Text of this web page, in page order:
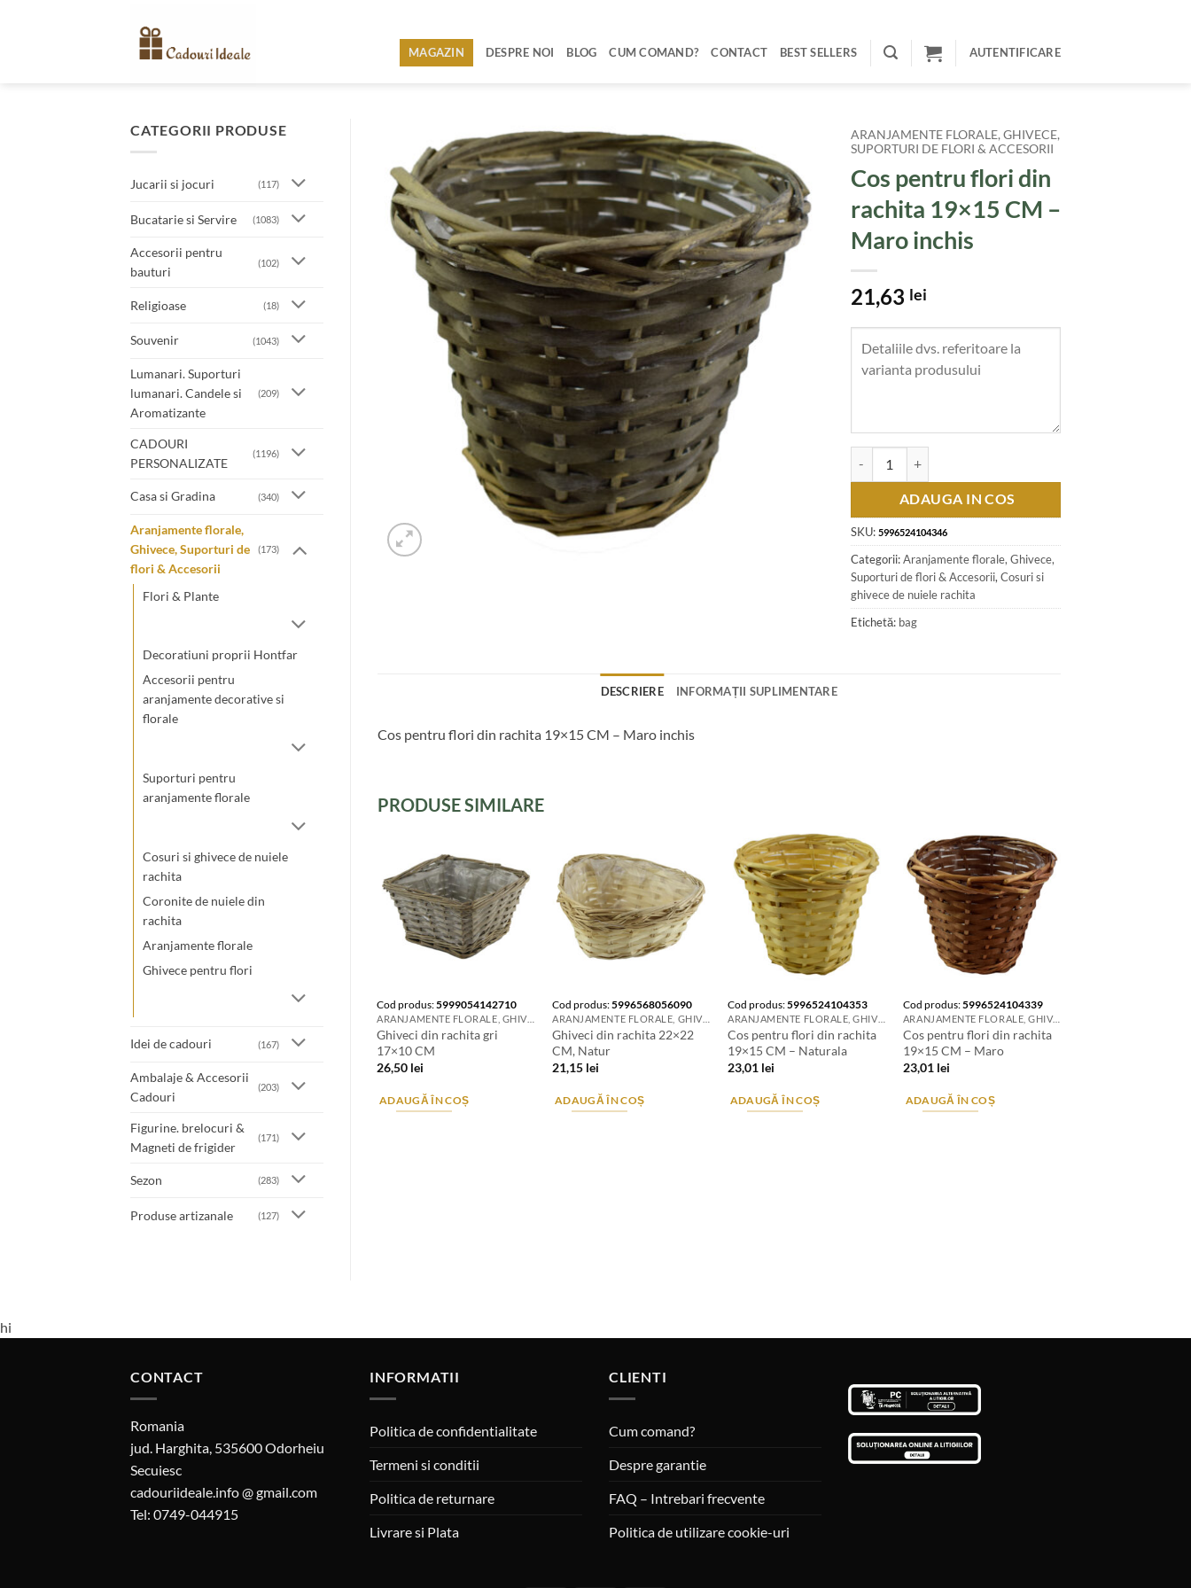
MAGAZIN DESPRE NOI BLOG CUM COMAND? CONTACT BEST SELLERS AUTENTIFICARE
CATEGORII PRODUSE
Jucarii si jocuri (117)
Bucatarie si Servire (1083)
Accesorii pentru
bauturi
(102)
Religioase (18)
Souvenir (1043)
Lumanari. Suporturi
lumanari. Candele si
Aromatizante
(209)
CADOURI
PERSONALIZATE
(1196)
Casa si Gradina (340)
Aranjamente florale,
Ghivece, Suporturi de
flori & Accesorii
(173)
Flori & Plante
Decoratiuni proprii Hontfar
Accesorii pentru
aranjamente decorative si
florale
Suporturi pentru
aranjamente florale
Cosuri si ghivece de nuiele
rachita
Coronite de nuiele din
rachita
Aranjamente florale
Ghivece pentru flori
Idei de cadouri (167)
Ambalaje & Accesorii
Cadouri
(203)
Figurine. brelocuri &
Magneti de frigider
(171)
Sezon (283)
Produse artizanale (127)
ARANJAMENTE FLORALE, GHIVECE,
SUPORTURI DE FLORI & ACCESORII
Cos pentru flori din
rachita 19×15 CM –
Maro inchis
21,63 lei
ADAUGA IN COS
SKU: 5996524104346
Categorii:Aranjamente florale, Ghivece,
Suporturi de flori & Accesorii,Cosuri si
ghivece de nuiele rachita
Etichetă: bag
DESCRIERE INFORMAȚII SUPLIMENTARE
Cos pentru flori din rachita 19×15 CM – Maro inchis
PRODUSE SIMILARE
Cod produs:5999054142710
ARANJAMENTE FLORALE, GHIVECE, SUPORTURI DE FLORI & ACCESORII
Ghiveci din rachita gri
17×10 CM
26,50 lei
ADAUGĂ ÎN COȘ
Cod produs:5996568056090
ARANJAMENTE FLORALE, GHIVECE, SUPORTURI DE FLORI & ACCESORII
Ghiveci din rachita 22×22
CM, Natur
21,15 lei
ADAUGĂ ÎN COȘ
Cod produs:5996524104353
ARANJAMENTE FLORALE, GHIVECE, SUPORTURI DE FLORI & ACCESORII
Cos pentru flori din rachita
19×15 CM – Naturala
23,01 lei
ADAUGĂ ÎN COȘ
Cod produs:5996524104339
ARANJAMENTE FLORALE, GHIVECE, SUPORTURI DE FLORI & ACCESORII
Cos pentru flori din rachita
19×15 CM – Maro
23,01 lei
ADAUGĂ ÎN COȘ
hi
CONTACT
Romania
jud. Harghita, 535600 Odorheiu
Secuiesc
cadouriideale.info @ gmail.com
Tel: 0749-044915
INFORMATII
Politica de confidentialitate
Termeni si conditii
Politica de returnare
Livrare si Plata
CLIENTI
Cum comand?
Despre garantie
FAQ – Intrebari frecvente
Politica de utilizare cookie-uri